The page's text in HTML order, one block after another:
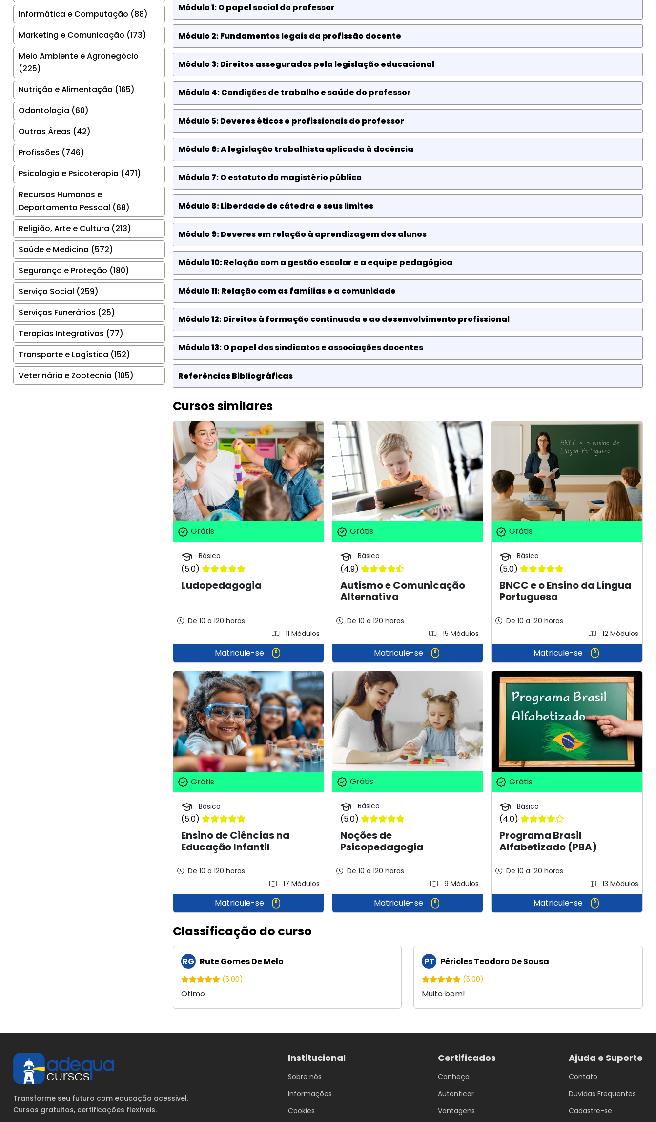
Informática e Computação (88)
Marketing e Comunicação (173)
Meio Ambiente e Agronegócio
(225)
Nutrição e Alimentação (165)
Odontologia (60)
Outras Áreas (42)
Profissões (746)
Psicologia e Psicoterapia (471)
Recursos Humanos e
Departamento Pessoal (68)
Religião, Arte e Cultura (213)
Saúde e Medicina (572)
Segurança e Proteção (180)
Serviço Social (259)
Serviços Funerários (25)
Terapias Integrativas (77)
Transporte e Logística (152)
Veterinária e Zootecnia (105)
Módulo 1: O papel social do professor
Módulo 2: Fundamentos legais da profissão docente
Módulo 3: Direitos assegurados pela legislação educacional
Módulo 4: Condições de trabalho e saúde do professor
Módulo 5: Deveres éticos e profissionais do professor
Módulo 6: A legislação trabalhista aplicada à docência
Módulo 7: O estatuto do magistério público
Módulo 8: Liberdade de cátedra e seus limites
Módulo 9: Deveres em relação à aprendizagem dos alunos
Módulo 10: Relação com a gestão escolar e a equipe pedagógica
Módulo 11: Relação com as famílias e a comunidade
Módulo 12: Direitos à formação continuada e ao desenvolvimento profissional
Módulo 13: O papel dos sindicatos e associações docentes
Referências Bibliográficas
Cursos similares
Grátis
Básico
(5.0)
Ludopedagogia
De 10 a 120 horas
11 Módulos
Matricule-se
Grátis
Básico
(4.9)
Autismo e Comunicação
Alternativa
De 10 a 120 horas
15 Módulos
Matricule-se
Grátis
Básico
(5.0)
BNCC e o Ensino da Língua
Portuguesa
De 10 a 120 horas
12 Módulos
Matricule-se
Grátis
Básico
(5.0)
Ensino de Ciências na
Educação Infantil
De 10 a 120 horas
17 Módulos
Matricule-se
Grátis
Básico
(5.0)
Noções de
Psicopedagogia
De 10 a 120 horas
9 Módulos
Matricule-se
Grátis
Básico
(4.0)
Programa Brasil
Alfabetizado (PBA)
De 10 a 120 horas
13 Módulos
Matricule-se
Classificação do curso
RG Rute Gomes De Melo
(5.00)
Otimo
PT Péricles Teodoro De Sousa
(5.00)
Muito bom!
Transforme seu futuro com educação acessivel.
Cursos gratuitos, certificações flexíveis.
Institucional
Sobre nós
Informações
Cookies
Certificados
Conheça
Autenticar
Vantagens
Ajuda e Suporte
Contato
Duvidas Frequentes
Cadastre-se